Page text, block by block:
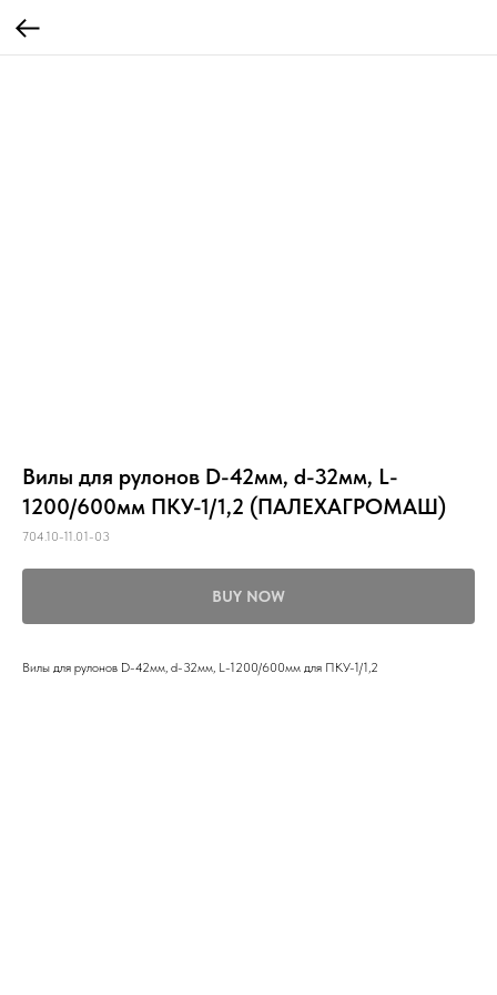
Вилы для рулонов D-42мм, d-32мм, L-
1200/600мм ПКУ-1/1,2 (ПАЛЕХАГРОМАШ)
704.10-11.01-03
BUY NOW
Вилы для рулонов D-42мм, d-32мм, L-1200/600мм для ПКУ-1/1,2